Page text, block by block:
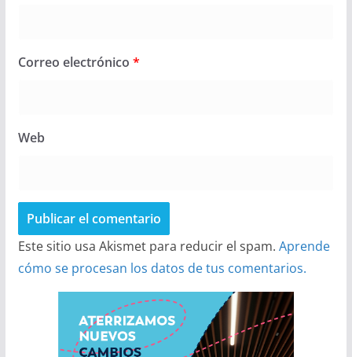
Correo electrónico *
Web
Este sitio usa Akismet para reducir el spam. Aprende
cómo se procesan los datos de tus comentarios.